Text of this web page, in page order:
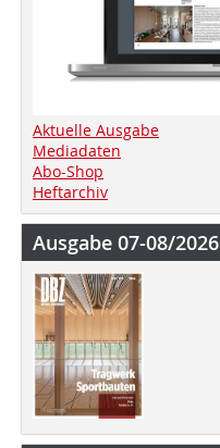
Aktuelle Ausgabe
Mediadaten
Abo-Shop
Heftarchiv
Ausgabe 07-08/2026